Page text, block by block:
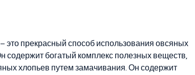
это прекрасный способ использования овсяных
содержит богатый комплекс полезных веществ,
хлопьев путем замачивания. Он содержит